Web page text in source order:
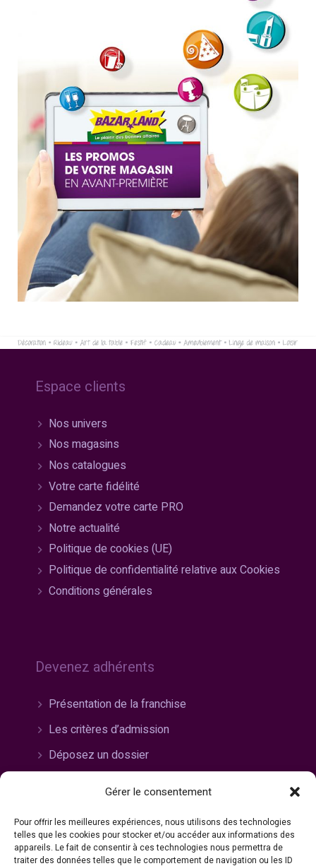
Gérer le consentement
Pour offrir les meilleures expériences, nous utilisons des technologies
telles que les cookies pour stocker et/ou accéder aux informations des
appareils. Le fait de consentir à ces technologies nous permettra de
traiter des données telles que le comportement de navigation ou les ID
Espace clients
Nos univers
Nos magasins
Nos catalogues
Votre carte fidélité
Demandez votre carte PRO
Notre actualité
Politique de cookies (UE)
Politique de confidentialité relative aux Cookies
Conditions générales
Devenez adhérents
Présentation de la franchise
Les critères d’admission
Déposez un dossier
Rejoignez-nous